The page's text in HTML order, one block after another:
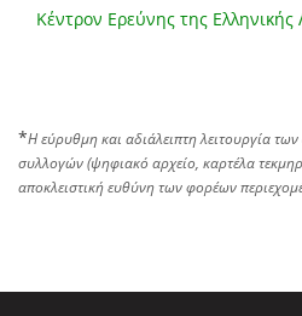
Κέντρον Ερεύνης της
*Η εύρυθμη και αδιάλειπτη λειτουργία
συλλογών (ψηφιακό αρχείο, καρτέλα
αποκλειστική ευθύνη των φορέων